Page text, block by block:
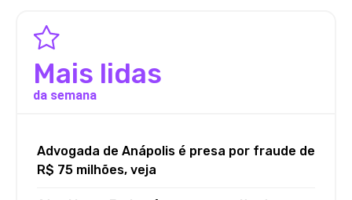
Mais lidas
da semana
Advogada de Anápolis é presa por fraude de
R$ 75 milhões, veja